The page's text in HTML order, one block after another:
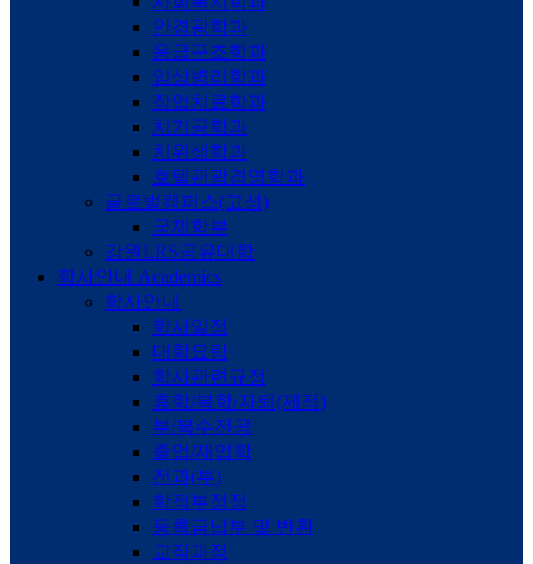
안경광학과
응급구조학과
임상병리학과
작업치료학과
치기공학과
치위생학과
호텔관광경영학과
글로벌캠퍼스(고성)
국제학부
강원LRS공유대학
학사안내 Academics
학사안내
학사일정
대학요람
학사관련규정
휴학/복학/자퇴(제적)
부/복수전공
졸업/재입학
전과(부)
학적부정정
등록금납부 및 반환
교직과정